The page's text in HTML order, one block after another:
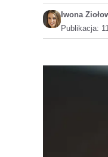
Iwona
Publikacja: